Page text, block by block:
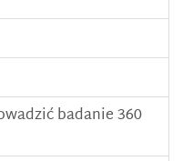
badanie 360